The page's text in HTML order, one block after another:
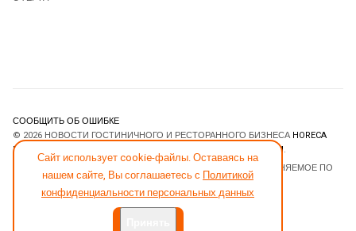
Сайт использует cookie-файлы. Оставаясь на
нашем сайте, Вы соглашаетесь с Политикой
конфиденциальности персональных данных
СООБЩИТЬ ОБ ОШИБКЕ
© 2026 НОВОСТИ ГОСТИНИЧНОГО И РЕСТОРАННОГО БИЗНЕСА HORECA
ESTATE
JOOMLART.COM.
- ПРОГРАММНОЕ ОБЕСПЕЧЕНИЕ, РАСПРОСТРАНЯЕМОЕ ПО
ЛИЦЕНЗИИGNU GENERAL PUBLIC LICENSE